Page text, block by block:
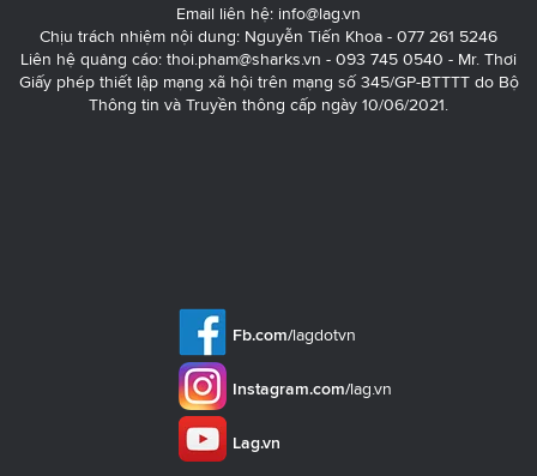
Email liên hệ: info@lag.vn
Chịu trách nhiệm nội dung: Nguyễn Tiến Khoa - 077 261 5246
Liên hệ quảng cáo: thoi.pham@sharks.vn - 093 745 0540 - Mr. Thơi
Giấy phép thiết lập mạng xã hội trên mạng số 345/GP-BTTTT do Bộ
Thông tin và Truyền thông cấp ngày 10/06/2021.
Fb.com/lagdotvn
Instagram.com/lag.vn
Lag.vn